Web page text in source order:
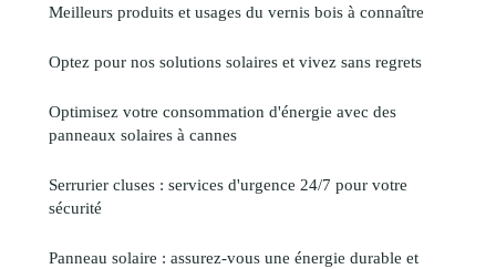
Meilleurs produits et usages du vernis bois à connaître
Optez pour nos solutions solaires et vivez sans regrets
Optimisez votre consommation d'énergie avec des
panneaux solaires à cannes
Serrurier cluses : services d'urgence 24/7 pour votre
sécurité
Panneau solaire : assurez-vous une énergie durable et